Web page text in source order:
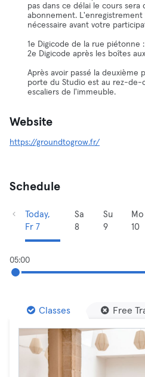
pas dans ce délai le cours
abonnement. L'enregistrement
nécessaire avant votre
1e Digicode de la rue piétonne :
2e Digicode après les boîtes
Après avoir passé la deuxième
porte du Studio est au rez-de-
escaliers de l'immeuble.
Website
https://groundtogrow.fr/
Schedule
Today,
Fr 7
Sa
8
Su
9
Mo
10
05:00
Classes Free